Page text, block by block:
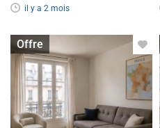
il y a 2 mois
Offre
Chambre à louer